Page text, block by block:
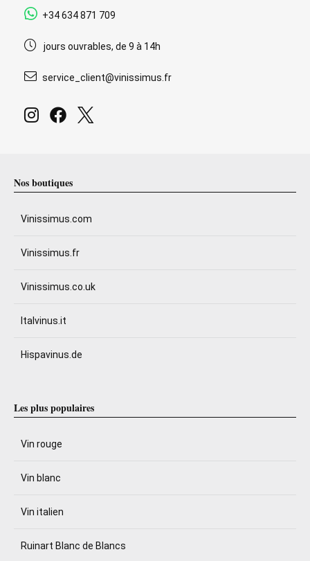
+34 634 871 709
jours ouvrables, de 9 à 14h
service_client@vinissimus.fr
Nos boutiques
Vinissimus.com
Vinissimus.fr
Vinissimus.co.uk
Italvinus.it
Hispavinus.de
Les plus populaires
Vin rouge
Vin blanc
Vin italien
Ruinart Blanc de Blancs